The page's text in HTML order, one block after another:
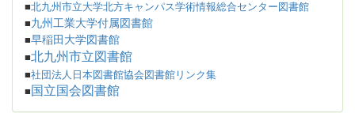
■北九州市立大学北方キャンパス学術情報総合センター図書館
■九州工業大学付属図書館
■早稲田大学図書館
■北九州市立図書館
■社団法人日本図書館協会図書館リンク集
■ 国立国会図書館